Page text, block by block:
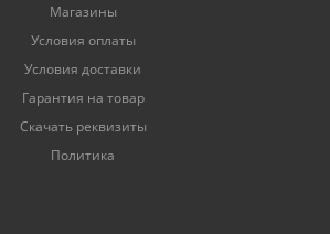
Магазины
Условия оплаты
Условия доставки
Гарантия на товар
Скачать реквизиты
Политика